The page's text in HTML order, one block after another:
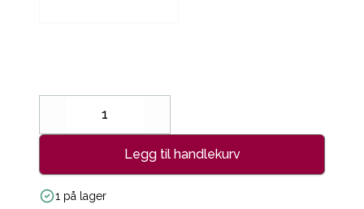
Decrease
Legg til handlekurv
1 på lager